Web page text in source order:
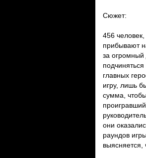
Сюжет:
456
прибывают
за
главных
игру, лишь
сумма,
они
раундов
выясняется,